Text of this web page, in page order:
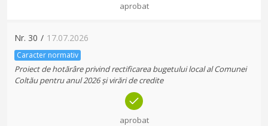
aprobat
Nr. 30 / 17.07.2026
Caracter normativ
Proiect de hotărâre privind rectificarea bugetului local al Comunei
Coltău pentru anul 2026 și virări de credite
aprobat